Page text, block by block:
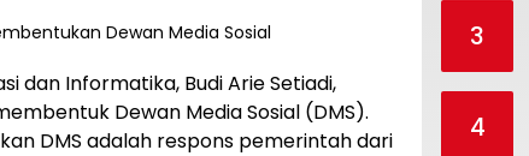
dan Informatika, Budi Arie Setiadi,
Dewan Media Sosial (DMS).
DMS adalah respons pemerintah dari
3
4